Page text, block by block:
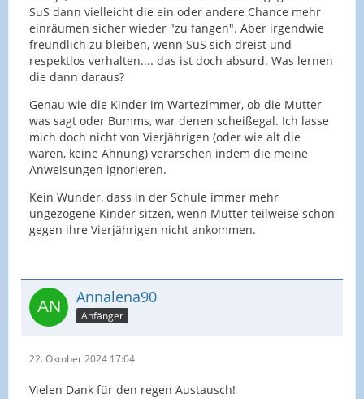
SuS dann vielleicht die ein oder andere Chance mehr
einräumen sicher wieder "zu fangen". Aber irgendwie
freundlich zu bleiben, wenn SuS sich dreist und
respektlos verhalten.... das ist doch absurd. Was lernen
die dann daraus?
Genau wie die Kinder im Wartezimmer, ob die Mutter
was sagt oder Bumms, war denen scheißegal. Ich lasse
mich doch nicht von Vierjährigen (oder wie alt die
waren, keine Ahnung) verarschen indem die meine
Anweisungen ignorieren.
Kein Wunder, dass in der Schule immer mehr
ungezogene Kinder sitzen, wenn Mütter teilweise schon
gegen ihre Vierjährigen nicht ankommen.
Annalena90
Anfänger
22. Oktober 2024 17:04
Vielen Dank für den regen Austausch!